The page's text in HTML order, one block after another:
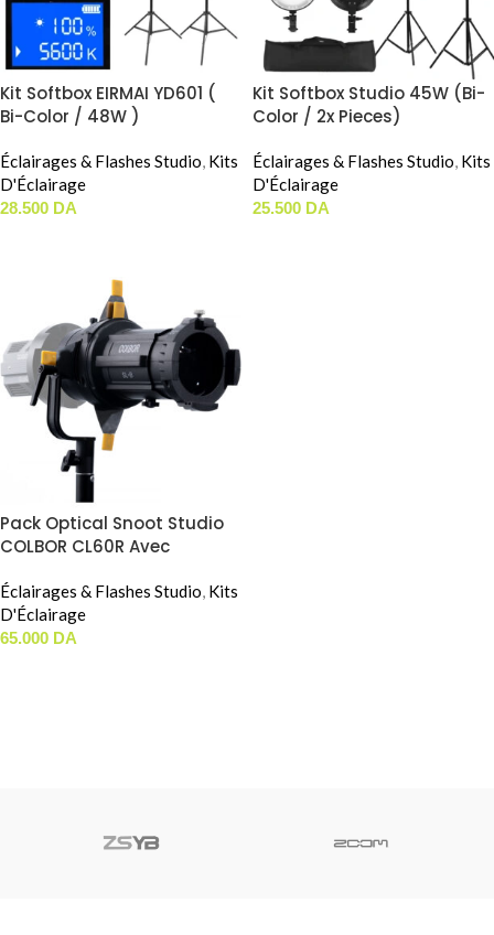
Kit Softbox EIRMAI YD601 (
Bi-Color / 48W )
Éclairages & Flashes Studio, Kits
D'Éclairage
28.500 DA
Kit Softbox Studio 45W (Bi-
Color / 2x Pieces)
Éclairages & Flashes Studio, Kits
D'Éclairage
25.500 DA
Pack Optical Snoot Studio
COLBOR CL60R Avec
Éclairages & Flashes Studio, Kits
D'Éclairage
65.000 DA